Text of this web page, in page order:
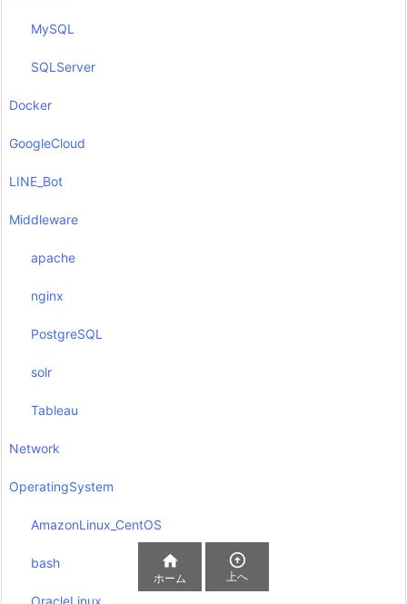
MySQL
SQLServer
Docker
GoogleCloud
LINE_Bot
Middleware
apache
nginx
PostgreSQL
solr
Tableau
Network
OperatingSystem
AmazonLinux_CentOS
bash 
ホーム

上へ